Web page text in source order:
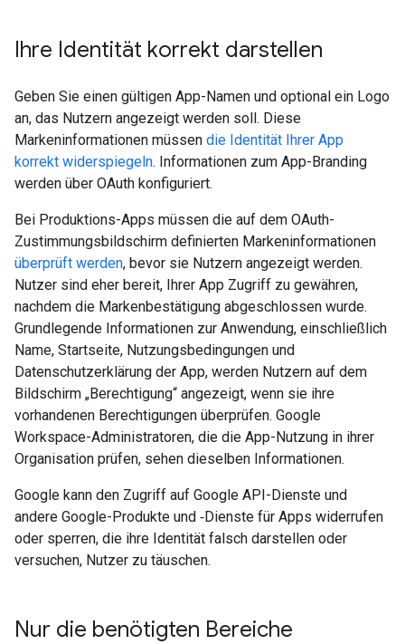
Ihre Identität korrekt darstellen
Geben Sie einen gültigen App-Namen und optional ein Logo
an, das Nutzern angezeigt werden soll. Diese
Markeninformationen müssen die Identität Ihrer App
korrekt widerspiegeln. Informationen zum App-Branding
werden über OAuth konfiguriert.
Bei Produktions-Apps müssen die auf dem OAuth-
Zustimmungsbildschirm definierten Markeninformationen
überprüft werden, bevor sie Nutzern angezeigt werden.
Nutzer sind eher bereit, Ihrer App Zugriff zu gewähren,
nachdem die Markenbestätigung abgeschlossen wurde.
Grundlegende Informationen zur Anwendung, einschließlich
Name, Startseite, Nutzungsbedingungen und
Datenschutzerklärung der App, werden Nutzern auf dem
Bildschirm „Berechtigung“ angezeigt, wenn sie ihre
vorhandenen Berechtigungen überprüfen. Google
Workspace-Administratoren, die die App-Nutzung in ihrer
Organisation prüfen, sehen dieselben Informationen.
Google kann den Zugriff auf Google API-Dienste und
andere Google-Produkte und ‑Dienste für Apps widerrufen
oder sperren, die ihre Identität falsch darstellen oder
versuchen, Nutzer zu täuschen.
Nur die benötigten Bereiche